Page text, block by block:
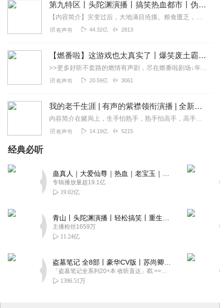
第九特区丨头陀渊演播丨搞笑热血都市丨伪戒丨VIP免费多人有声剧
【内容简介】灾变过后，大地满目疮痍。粮食匮乏，资源紧俏，局势混乱……一位从待规划区杀出来的青年，背对着漫天黄沙，孤身来到九区谋生，却不曾想偶然结识三五好友，一念...
有声书 44.32亿 2813
【燃番啦】这游戏也太真实了丨爆笑废土霸榜神作丨紫襟剧社制作
>>更多好听不套路的燃情有声剧，尽在燃番啦剧场↓年度重磅推荐本专辑为VIP免费专辑每天上午10点5集更新，订阅可以听到最新内容哦！每周抽一个专辑五星优质评论送...
有声书 20.59亿 3061
我的老千生涯 | 有声的紫襟领衔演播 | 全新演绎多人有声剧 | VIP免费
内容简介在赌局上，生手怕熟手，熟手怕高手，高手怕千手，千手怕失手，所谓十赌九骗，唯一不骗你的一次是为钓你的鱼。千中有千局中有局，社会是一个比赌场更复杂的地方。...
有声书 14.19亿 5215
经典必听
专辑播放量超19.1亿
19.02亿
主播粉丝1659万
11.24亿
「盗墓笔记全系列20+本 收听直达」戳 >>改编自南派三叔同名作品，腾讯音乐娱乐集团出品，冠声文化制作，...
1396.51万